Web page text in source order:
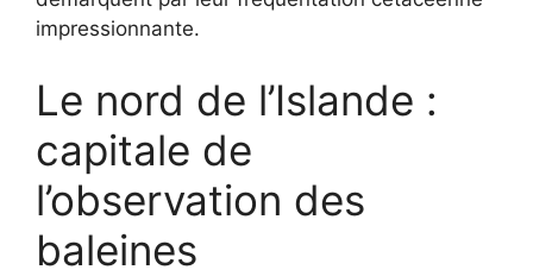
impressionnante.
Le nord de l’Islande :
capitale de
l’observation des
baleines